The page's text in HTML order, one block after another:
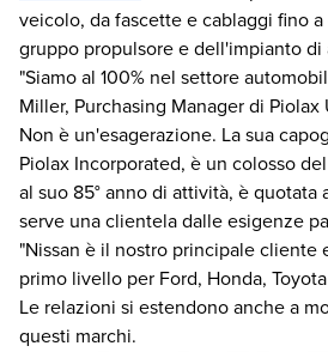
veicolo, da fascette e cablaggi fino
gruppo propulsore e dell'impianto
"Siamo al 100% nel settore
Miller, Purchasing Manager di Piolax
Non è un'esagerazione. La sua
Piolax Incorporated, è un colosso
al suo 85° anno di attività, è quotata
serve una clientela dalle esigenze
"Nissan è il nostro principale cliente
primo livello per Ford, Honda,
Le relazioni si estendono anche a
questi marchi.